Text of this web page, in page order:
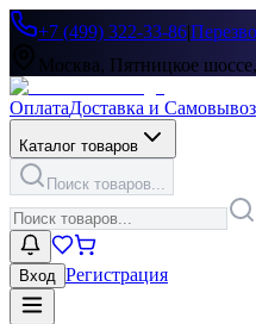
+7 (499) 322-33-86|
Москва, Пятницкое
ОплатаДоставка и Самовывоз
Каталог товаров
Поиск товаров...
Вход Регистрация